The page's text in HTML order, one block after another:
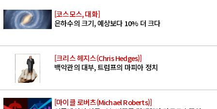
[코스모스, 대화]
은하수의 크기, 예상보다 10% 더 크다
[크리스 헤지스(Chris Hedges)]
백악관의 대부, 트럼프의 마피아 정치
[마이클 로버츠(Michael Roberts)]